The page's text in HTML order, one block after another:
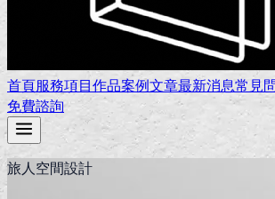
首頁服務項目作品案例文章最新消息常見
免費諮詢
旅人空間設計